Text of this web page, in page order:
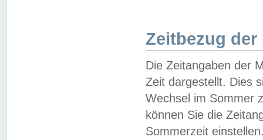
Zeitbezug der
Die Zeitangaben der
Zeit dargestellt. Dies
Wechsel im Sommer
können Sie die
Sommerzeit